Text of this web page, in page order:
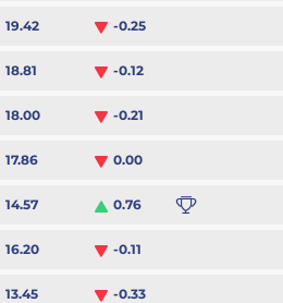
19.42 -0.25
18.81 -0.12
18.00 -0.21
17.86 0.00
14.57 0.76
16.20 -0.11
13.45 -0.33